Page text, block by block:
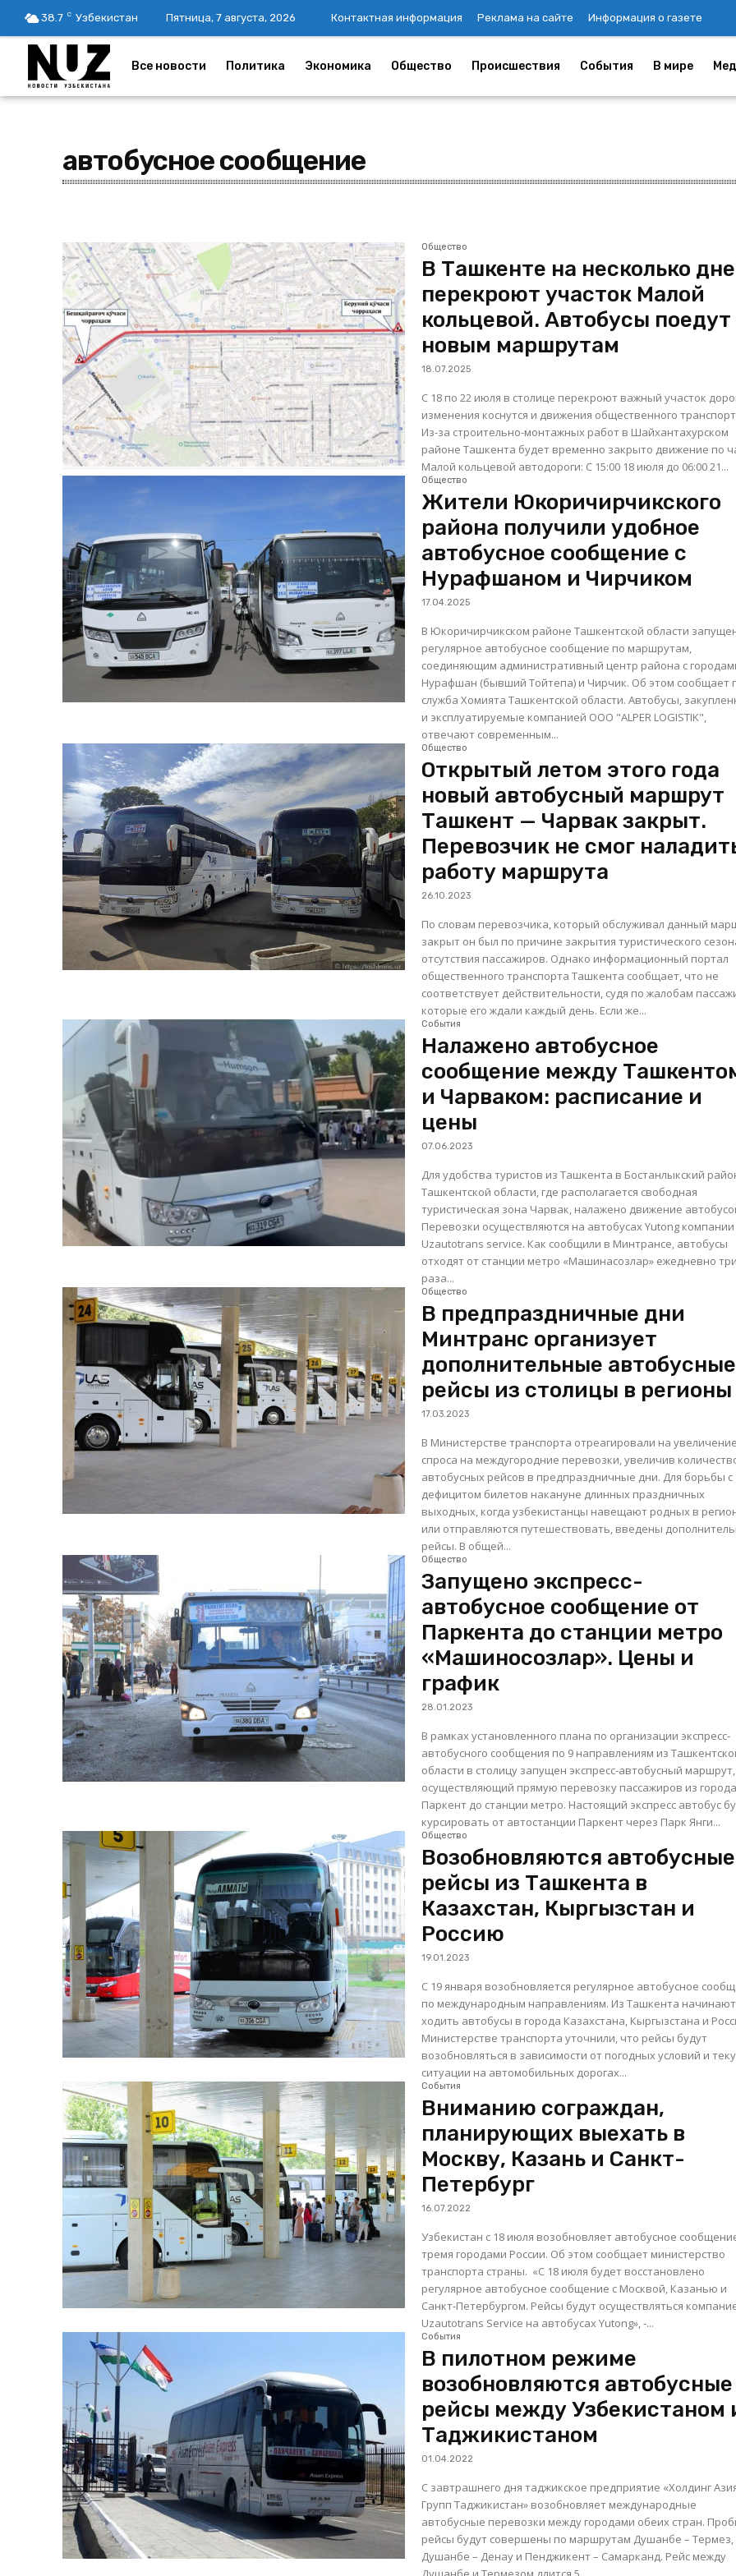
38.7 C Узбекистан Пятница, 7 августа, 2026 Контактная информация Реклама на сайте Информация о газете
Все новости Политика Экономика Общество Происшествия События В мире
автобусное сообщение
Общество
В Ташкенте на несколько
перекроют участок Малой
кольцевой. Автобусы поедут
новым маршрутам
18.07.2025
С 18 по 22 июля в столице перекроют важный участок
изменения коснутся и движения общественного
Из-за строительно-монтажных работ в Шайхантахурском
районе Ташкента будет временно закрыто движение по
Малой кольцевой автодороги: С 15:00 18 июля до 06:00 21...
Общество
Жители Юкоричирчикского
района получили удобное
автобусное сообщение с
Нурафшаном и Чирчиком
17.04.2025
В Юкоричирчикском районе Ташкентской области
регулярное автобусное сообщение по маршрутам,
соединяющим административный центр района с
Нурафшан (бывший Тойтепа) и Чирчик. Об этом сообщает
служба Хомията Ташкентской области. Автобусы, закупленные
и эксплуатируемые компанией ООО "ALPER LOGISTIK",
отвечают современным...
Общество
Открытый летом этого года
новый автобусный маршрут
Ташкент — Чарвак закрыт.
Перевозчик не смог
работу маршрута
26.10.2023
По словам перевозчика, который обслуживал данный
закрыт он был по причине закрытия туристического
отсутствия пассажиров. Однако информационный портал
общественного транспорта Ташкента сообщает, что не
соответствует действительности, судя по жалобам
которые его ждали каждый день. Если же...
События
Налажено автобусное
сообщение между
и Чарваком: расписание и
цены
07.06.2023
Для удобства туристов из Ташкента в Бостанлыкский
Ташкентской области, где располагается свободная
туристическая зона Чарвак, налажено движение
Перевозки осуществляются на автобусах Yutong компании
Uzautotrans service. Как сообщили в Минтрансе, автобусы
отходят от станции метро «Машинасозлар» ежедневно три
раза...
Общество
В предпраздничные дни
Минтранс организует
дополнительные автобусные
рейсы из столицы в регионы
17.03.2023
В Министерстве транспорта отреагировали на увеличение
спроса на междугородние перевозки, увеличив
автобусных рейсов в предпраздничные дни. Для борьбы с
дефицитом билетов накануне длинных праздничных
выходных, когда узбекистанцы навещают родных в
или отправляются путешествовать, введены
рейсы. В общей...
Общество
Запущено экспресс-
автобусное сообщение от
Паркента до станции метро
«Машиносозлар». Цены и
график
28.01.2023
В рамках установленного плана по организации экспресс-
автобусного сообщения по 9 направлениям из
области в столицу запущен экспресс-автобусный маршрут,
осуществляющий прямую перевозку пассажиров из города
Паркент до станции метро. Настоящий экспресс автобус будет
курсировать от автостанции Паркент через Парк Янги...
Общество
Возобновляются автобусные
рейсы из Ташкента в
Казахстан, Кыргызстан и
Россию
19.01.2023
С 19 января возобновляется регулярное автобусное
по международным направлениям. Из Ташкента начинают
ходить автобусы в города Казахстана, Кыргызстана и
Министерстве транспорта уточнили, что рейсы будут
возобновляться в зависимости от погодных условий и
ситуации на автомобильных дорогах...
События
Вниманию сограждан,
планирующих выехать в
Москву, Казань и Санкт-
Петербург
16.07.2022
Узбекистан с 18 июля возобновляет автобусное
тремя городами России. Об этом сообщает министерство
транспорта страны. «C 18 июля будет восстановлено
регулярное автобусное сообщение с Москвой, Казанью и
Санкт-Петербургом. Рейсы будут осуществляться
Uzautotrans Service на автобусах Yutong», -...
События
В пилотном режиме
возобновляются автобусные
рейсы между Узбекистаном
Таджикистаном
01.04.2022
С завтрашнего дня таджикское предприятие «Холдинг
Групп Таджикистан» возобновляет международные
автобусные перевозки между городами обеих стран.
рейсы будут совершены по маршрутам Душанбе – Термез,
Душанбе – Денау и Пенджикент – Самарканд. Рейс между